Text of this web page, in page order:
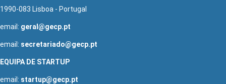
1990-083 Lisboa - Portugal
email: geral@gecp.pt
email: secretariado@gecp.pt
EQUIPA DE STARTUP
email: startup@gecp.pt